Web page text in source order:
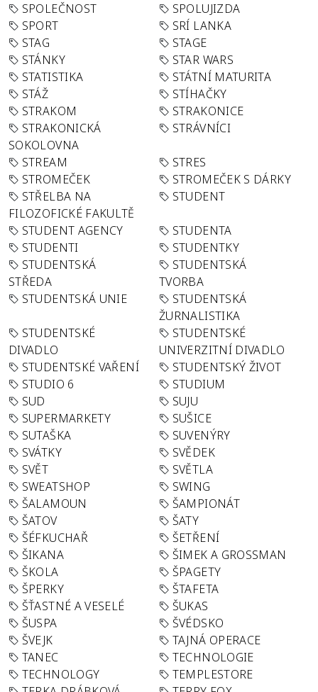
SPOLEČNOST
SPOLUJIZDA
SPORT
SRÍ LANKA
STAG
STAGE
STÁNKY
STAR WARS
STATISTIKA
STÁTNÍ MATURITA
STÁŽ
STÍHAČKY
STRAKOM
STRAKONICE
STRAKONICKÁ
SOKOLOVNA
STRÁVNÍCI
STREAM
STRES
STROMEČEK
STROMEČEK S DÁRKY
STŘELBA NA
FILOZOFICKÉ FAKULTĚ
STUDENT
STUDENT AGENCY
STUDENTA
STUDENTI
STUDENTKY
STUDENTSKÁ
STŘEDA
STUDENTSKÁ
TVORBA
STUDENTSKÁ UNIE
STUDENTSKÁ
ŽURNALISTIKA
STUDENTSKÉ
DIVADLO
STUDENTSKÉ
UNIVERZITNÍ DIVADLO
STUDENTSKÉ VAŘENÍ
STUDENTSKÝ ŽIVOT
STUDIO 6
STUDIUM
SUD
SUJU
SUPERMARKETY
SUŠICE
SUTAŠKA
SUVENÝRY
SVÁTKY
SVĚDEK
SVĚT
SVĚTLA
SWEATSHOP
SWING
ŠALAMOUN
ŠAMPIONÁT
ŠATOV
ŠATY
ŠÉFKUCHAŘ
ŠETŘENÍ
ŠIKANA
ŠIMEK A GROSSMAN
ŠKOLA
ŠPAGETY
ŠPERKY
ŠTAFETA
ŠŤASTNÉ A VESELÉ
ŠUKAS
ŠUSPA
ŠVÉDSKO
ŠVEJK
TAJNÁ OPERACE
TANEC
TECHNOLOGIE
TECHNOLOGY
TEMPLESTORE